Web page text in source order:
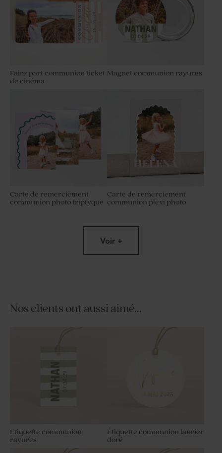
Faire part communion ticket
de cinéma
Magnet communion rayures
Carte de remerciement
communion photo triptyque
Carte de remerciement
communion plexi photo
Carte de remerciement
Carte de remerciement
Voir +
Nos clients ont aussi aimé...
Etiquette communion
rayures
Étiquette communion laurier
doré